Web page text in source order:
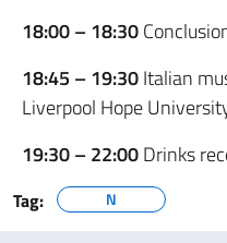
18:00 – 18:30
18:45 – 19:30Italian
Liverpool Hope
19:30 – 22:00Drinks
Tag: N